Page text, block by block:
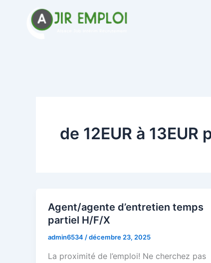
de 12EUR à 13EUR
Agent/agente d’entretien temps
partiel H/F/X
admin6534 /décembre 23, 2025
La proximité de l’emploi! Ne cherchez pas